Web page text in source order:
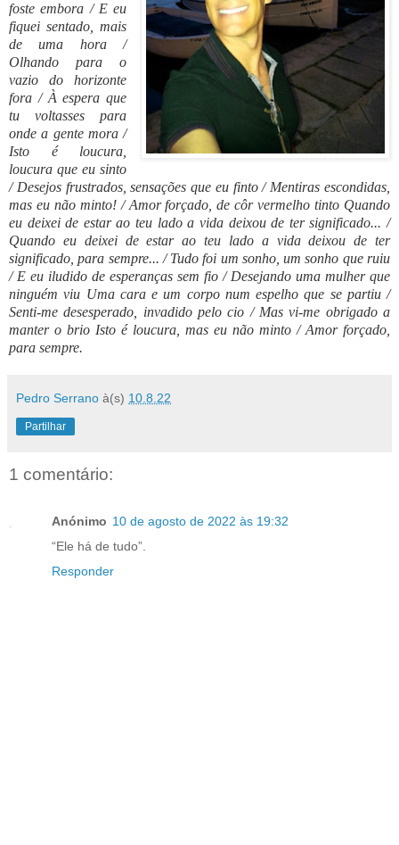
foste embora / E eu
fiquei sentado, mais
de uma hora /
Olhando para o
vazio do horizonte
fora / À espera que
tu voltasses para
onde a gente mora /
Isto é loucura,
loucura que eu sinto
/ Desejos frustrados, sensações que eu finto / Mentiras escondidas,
mas eu não minto! / Amor forçado, de côr vermelho tinto Quando
eu deixei de estar ao teu lado a vida deixou de ter significado... /
Quando eu deixei de estar ao teu lado a vida deixou de ter
significado, para sempre... / Tudo foi um sonho, um sonho que ruiu
/ E eu iludido de esperanças sem fio / Desejando uma mulher que
ninguém viu Uma cara e um corpo num espelho que se partiu /
Senti-me desesperado, invadido pelo cio / Mas vi-me obrigado a
manter o brio Isto é loucura, mas eu não minto / Amor forçado,
para sempre.
Pedro Serrano à(s) 10.8.22
Partilhar
1 comentário:
Anónimo 10 de agosto de 2022 às 19:32
“Ele há de tudo”.
Responder